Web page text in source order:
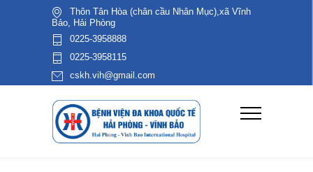
Thôn Tân Hòa (chân cầu Nhân Mục),xã Vĩnh
Bảo, Hải Phòng
0225-3958888
0225-3958115
cskh.vih@gmail.com